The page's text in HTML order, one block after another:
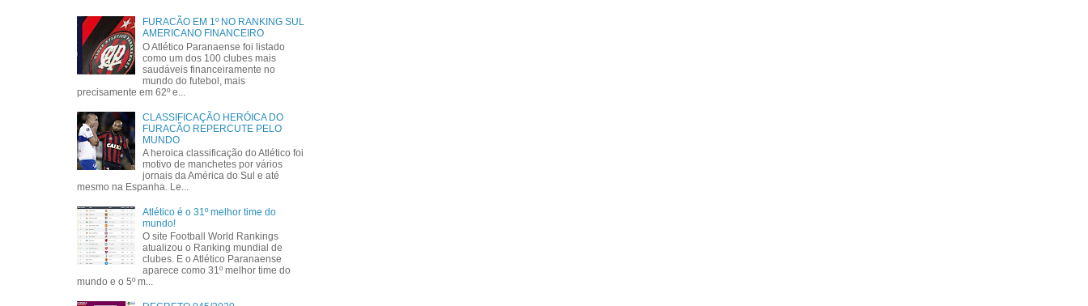
FURACÃO EM 1º NO RANKING SUL
AMERICANO FINANCEIRO
O Atlético Paranaense foi listado
como um dos 100 clubes mais
saudáveis financeiramente no
mundo do futebol, mais
precisamente em 62º e...
CLASSIFICAÇÃO HERÓICA DO
FURACÃO REPERCUTE PELO
MUNDO
A heroica classificação do Atlético foi
motivo de manchetes por vários
jornais da América do Sul e até
mesmo na Espanha. Le...
Atlético é o 31º melhor time do
mundo!
O site Football World Rankings
atualizou o Ranking mundial de
clubes. E o Atlético Paranaense
aparece como 31º melhor time do
mundo e o 5º m...